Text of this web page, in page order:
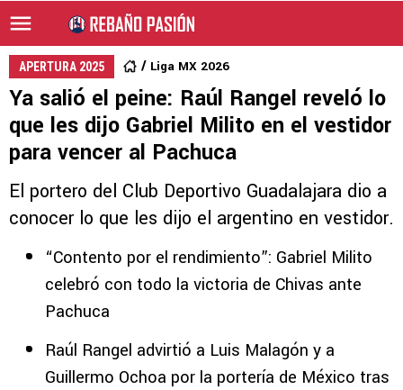
APERTURA 2025 Liga MX 2026
Ya salió el peine: Raúl Rangel reveló lo
que les dijo Gabriel Milito en el vestidor
para vencer al Pachuca
El portero del Club Deportivo Guadalajara dio a
conocer lo que les dijo el argentino en vestidor.
“Contento por el rendimiento”: Gabriel Milito
celebró con todo la victoria de Chivas ante
Pachuca
Raúl Rangel advirtió a Luis Malagón y a
Guillermo Ochoa por la portería de México tras